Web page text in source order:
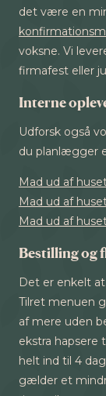
det være en
voksne. Vi
firmafest eller
Interne
Udforsk også
du planlægger
Mad ud af
Mad ud af
Mad ud af
Bestilling og
Det er enkelt
Tilret menuen
af mere uden
ekstra hapsere
helt ind til 4
gælder et